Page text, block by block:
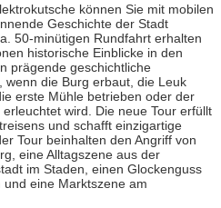
können Sie mit mobilen
Geschichte der Stadt
50-minütigen Rundfahrt erhalten
historische Einblicke in den
prägende geschichtliche
wenn die Burg erbaut, die Leuk
erste Mühle betrieben oder der
wird. Die neue Tour erfüllt
und schafft einzigartige
Tour beinhalten den Angriff von
eine Alltagszene aus der
im Staden, einen Glockenguss
eine Marktszene am